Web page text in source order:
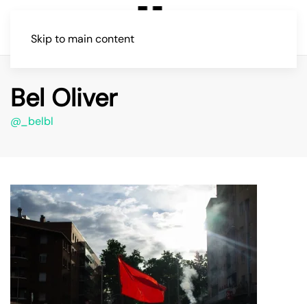
Skip to main content
Bel Oliver
@_belbl